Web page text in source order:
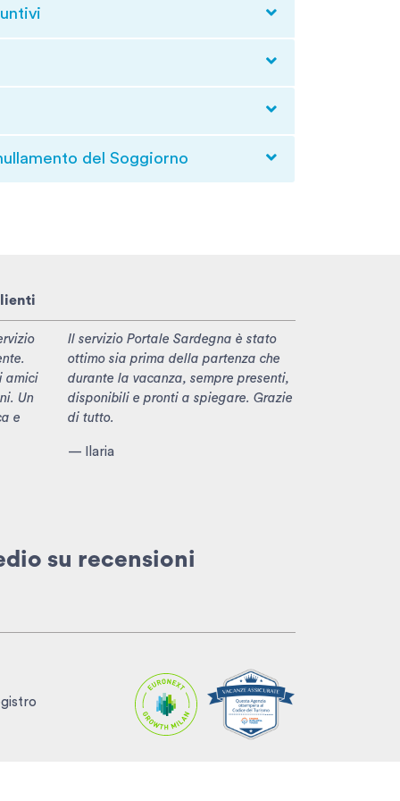
del Soggiorno
amici
Un
e
Il servizio Portale Sardegna è stato
ottimo sia prima della partenza che
durante la vacanza, sempre presenti,
disponibili e pronti a spiegare. Grazie
di tutto.
— Ilaria
su recensioni